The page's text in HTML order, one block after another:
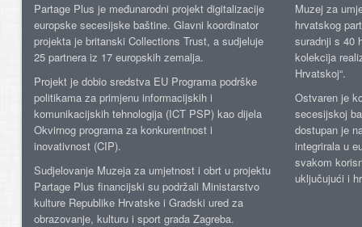
Partage Plus je međunarodni projekt digitalizacije
europske secesijske baštine. Glavni koordinator
projekta je britanski Collections Trust, a sudjeluje
25 partnera iz 17 europskih zemalja.
Projekt je dobio sredstva EU Programa podrške
politikama za primjenu informacijskih i
komunikacijskih tehnologija (ICT PSP) kao dijela
Okvirnog programa za konkurentnost i
inovativnost (CIP).
Sudjelovanje Muzeja za umjetnost i obrt u projektu
Partage Plus financijski su podržali Ministarstvo
kulture Republike Hrvatske i Gradski ured za
obrazovanje, kulturu i sport grada Zagreba.
Muzej za
hrvatskog
suradnji s 40
kolekcija
Hrvatskoj“.
Ostvaren je
secesijskoj
dostupan je
integrirala u
svakom
uključujući i